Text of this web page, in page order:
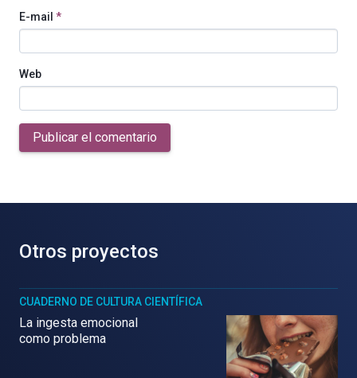
E-mail *
Web
Publicar el comentario
Otros proyectos
CUADERNO DE CULTURA CIENTÍFICA
La ingesta emocional
como problema